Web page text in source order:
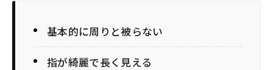
基本的に周りと被らない
指が綺麗で長く見える